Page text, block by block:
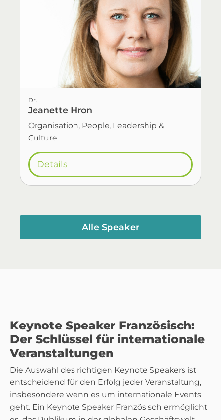
Dr.
Jeanette Hron
Organisation, People, Leadership &
Culture
Details
Alle Speaker
Keynote Speaker Französisch:
Der Schlüssel für internationale
Veranstaltungen
Die Auswahl des richtigen Keynote Speakers ist
entscheidend für den Erfolg jeder Veranstaltung,
insbesondere wenn es um internationale Events
geht. Ein Keynote Speaker Französisch ermöglicht